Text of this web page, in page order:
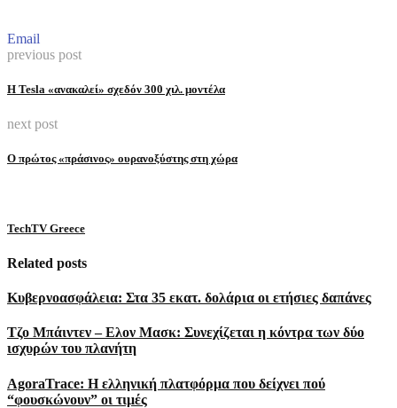
Email
previous post
Η Tesla «ανακαλεί» σχεδόν 300 χιλ. μοντέλα
next post
Ο πρώτος «πράσινος» ουρανοξύστης στη χώρα
TechTV Greece
Related posts
Κυβερνοασφάλεια: Στα 35 εκατ. δολάρια οι ετήσιες δαπάνες
Τζο Μπάιντεν – Ελον Μασκ: Συνεχίζεται η κόντρα των δύο
ισχυρών του πλανήτη
AgoraTrace: Η ελληνική πλατφόρμα που δείχνει πού
“φουσκώνουν” οι τιμές